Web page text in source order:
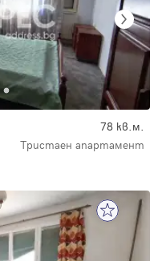
78 кв.м.
Тристаен апартамент